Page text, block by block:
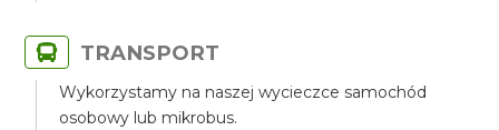
TRANSPORT
Wykorzystamy na naszej wycieczce samochód
osobowy lub mikrobus.